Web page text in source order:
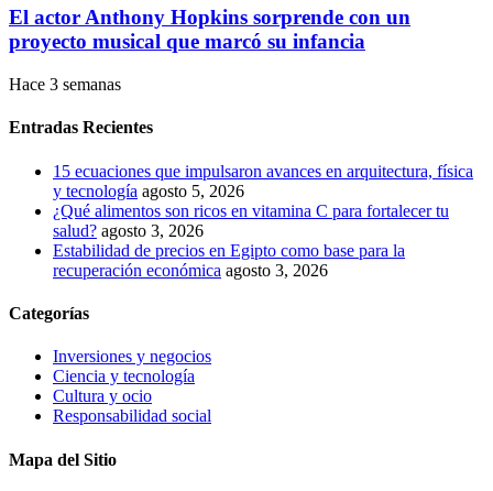
El actor Anthony Hopkins sorprende con un
proyecto musical que marcó su infancia
Hace 3 semanas
Entradas Recientes
15 ecuaciones que impulsaron avances en arquitectura, física
y tecnología agosto 5, 2026
¿Qué alimentos son ricos en vitamina C para fortalecer tu
salud? agosto 3, 2026
Estabilidad de precios en Egipto como base para la
recuperación económica agosto 3, 2026
Categorías
Inversiones y negocios
Ciencia y tecnología
Cultura y ocio
Responsabilidad social
Mapa del Sitio